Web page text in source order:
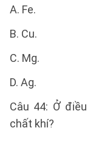
A. Fe.
B. Cu.
C. Mg.
D. Ag.
Câu 44: Ở
chất khí?